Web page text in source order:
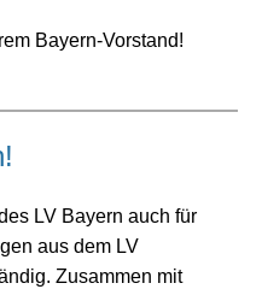
Bayern-Vorstand!
LV Bayern auch für
aus dem LV
Zusammen mit